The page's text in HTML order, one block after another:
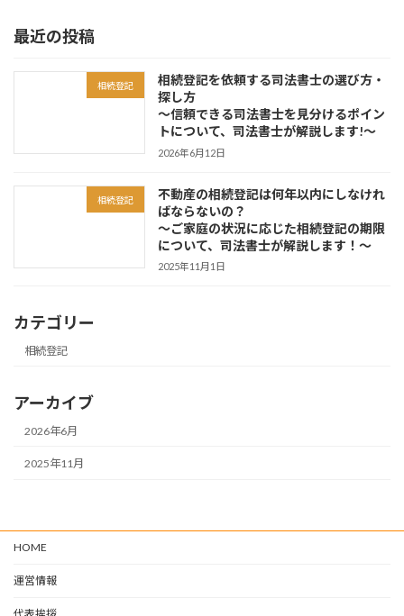
最近の投稿
相続登記
相続登記を依頼する司法書士の選び方・
探し方
～信頼できる司法書士を見分けるポイン
トについて、司法書士が解説します!～
2026年6月12日
相続登記
不動産の相続登記は何年以内にしなけれ
ばならないの？
～ご家庭の状況に応じた相続登記の期限
について、司法書士が解説します！～
2025年11月1日
カテゴリー
相続登記
アーカイブ
2026年6月
2025年11月
HOME
運営情報